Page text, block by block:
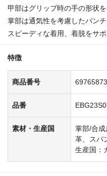
甲部はグリップ時の手の形状
掌部は通気性を考慮したパンチ
スピーディな着用、着脱をサ
特徴
商品番号 69765873
品番
素材・生産国
掌部/合
革、スパ
生産国：